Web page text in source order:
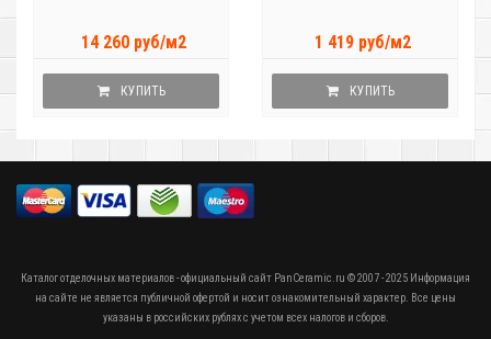
14 260 руб/м2
КУПИТЬ
1 419 руб/м2
КУПИТЬ
Каталог отделочных материалов - официальный сайт PanCeramic.ru © 2007 - 2025 Информация
на сайте не является публичной офертой и носит ознакомительный характер. Все цены
указаны в российских рублях с учетом всех налогов и сборов.